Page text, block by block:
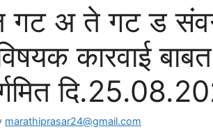
गट अ ते गट ड
कारवाई
marathiprasar24@gmail.com